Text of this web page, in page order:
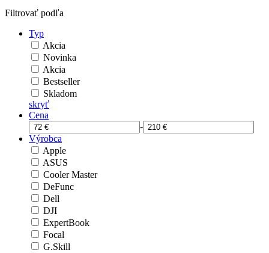
Filtrovať podľa
Typ
Akcia
Novinka
Akcia
Bestseller
Skladom
skryť
Cena
-
Výrobca
Apple
ASUS
Cooler Master
DeFunc
Dell
DJI
ExpertBook
Focal
G.Skill